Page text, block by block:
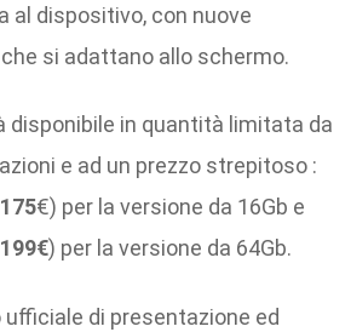
al dispositivo, con nuove
si adattano allo schermo.
disponibile in quantità limitata da
e ad un prezzo strepitoso :
175€) per la versione da 16Gb e
199€) per la versione da 64Gb.
di presentazione ed